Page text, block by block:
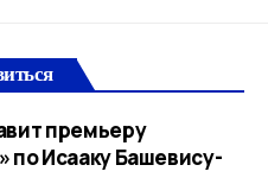
премьеру
по Исааку Башевису-